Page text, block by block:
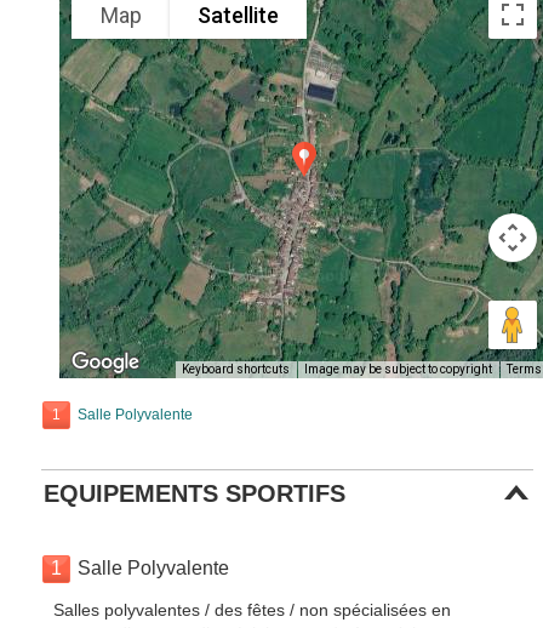
Map Satellite
Keyboard shortcuts Image may be subject to copyright Terms
1 Salle Polyvalente
EQUIPEMENTS SPORTIFS
1 Salle Polyvalente
Salles polyvalentes / des fêtes / non spécialisées en